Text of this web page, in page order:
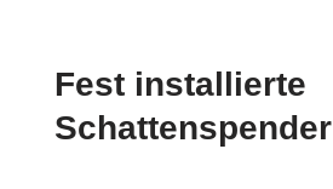
Fest installierte
Schattenspender